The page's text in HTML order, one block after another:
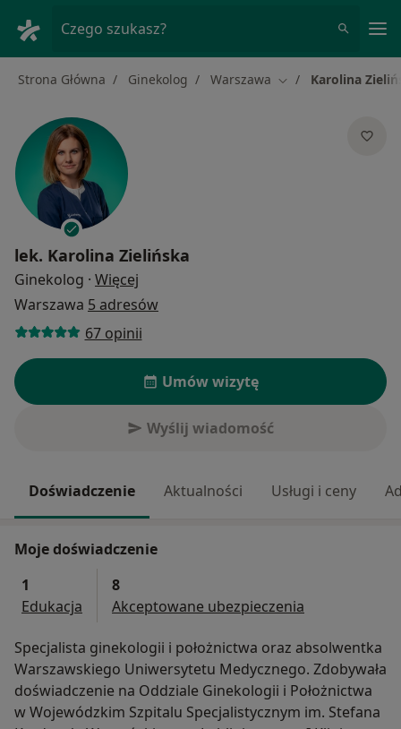
Czego szukasz?
Strona Główna Ginekolog Warszawa Zmień miasto
Karolina
lek. Karolina Zielińska
Ginekolog · Więcej
Warszawa 5 adresów
67 opinii
Umów wizytę
Wyślij wiadomość
Doświadczenie Aktualności Usługi i ceny
Moje doświadczenie
1
Edukacja
8
Akceptowane ubezpieczenia
Specjalista ginekologii i położnictwa oraz absolwentka
Warszawskiego Uniwersytetu Medycznego. Zdobywała
doświadczenie na Oddziale Ginekologii i Położnictwa
w Wojewódzkim Szpitalu Specjalistycznym im. Stefana